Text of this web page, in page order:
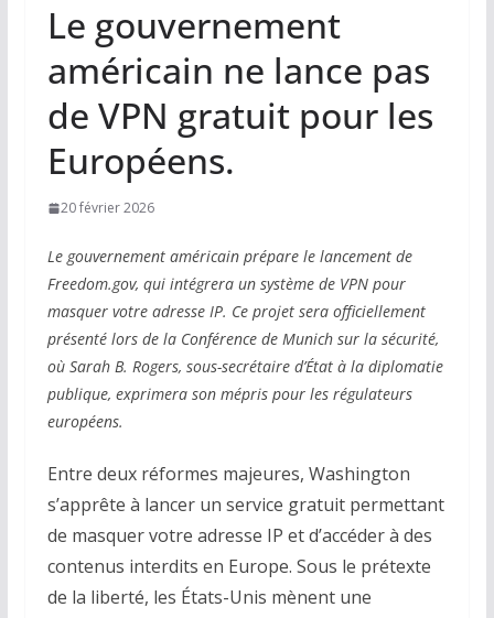
Le gouvernement
américain ne lance pas
de VPN gratuit pour les
Européens.
20 février 2026
Le gouvernement américain prépare le lancement de
Freedom.gov, qui intégrera un système de VPN pour
masquer votre adresse IP. Ce projet sera officiellement
présenté lors de la Conférence de Munich sur la sécurité,
où Sarah B. Rogers, sous-secrétaire d’État à la diplomatie
publique, exprimera son mépris pour les régulateurs
européens.
Entre deux réformes majeures, Washington
s’apprête à lancer un service gratuit permettant
de masquer votre adresse IP et d’accéder à des
contenus interdits en Europe. Sous le prétexte
de la liberté, les États-Unis mènent une